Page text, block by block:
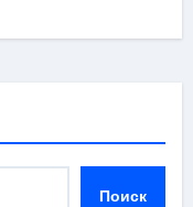
Поиск